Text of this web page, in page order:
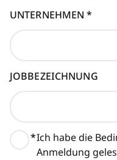
UNTERNEHMEN*
JOBBEZEICHNUNG
*Ich habe die
Anmeldung